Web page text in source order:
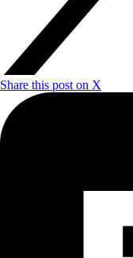
Share this post on X